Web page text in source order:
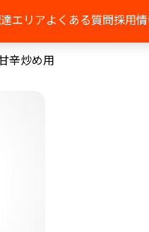
エリアよくある質問採用
辛炒め用